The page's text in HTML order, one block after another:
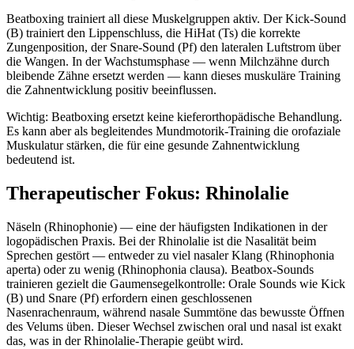
Beatboxing trainiert all diese Muskelgruppen aktiv. Der Kick-Sound
(B) trainiert den Lippenschluss, die HiHat (Ts) die korrekte
Zungenposition, der Snare-Sound (Pf) den lateralen Luftstrom über
die Wangen. In der Wachstumsphase — wenn Milchzähne durch
bleibende Zähne ersetzt werden — kann dieses muskuläre Training
die Zahnentwicklung positiv beeinflussen.
Wichtig: Beatboxing ersetzt keine kieferorthopädische Behandlung.
Es kann aber als begleitendes Mundmotorik-Training die orofaziale
Muskulatur stärken, die für eine gesunde Zahnentwicklung
bedeutend ist.
Therapeutischer Fokus: Rhinolalie
Näseln (Rhinophonie) — eine der häufigsten Indikationen in der
logopädischen Praxis. Bei der Rhinolalie ist die Nasalität beim
Sprechen gestört — entweder zu viel nasaler Klang (Rhinophonia
aperta) oder zu wenig (Rhinophonia clausa). Beatbox-Sounds
trainieren gezielt die Gaumensegelkontrolle: Orale Sounds wie Kick
(B) und Snare (Pf) erfordern einen geschlossenen
Nasenrachenraum, während nasale Summtöne das bewusste Öffnen
des Velums üben. Dieser Wechsel zwischen oral und nasal ist exakt
das, was in der Rhinolalie-Therapie geübt wird.